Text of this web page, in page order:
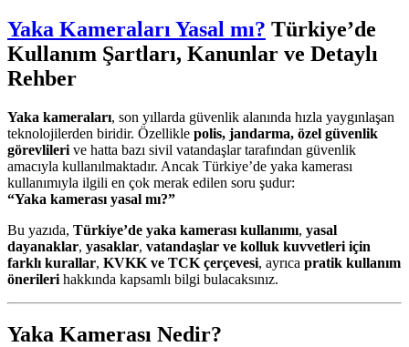
Yaka Kameraları Yasal mı? Türkiye’de
Kullanım Şartları, Kanunlar ve Detaylı
Rehber
Yaka kameraları, son yıllarda güvenlik alanında hızla yaygınlaşan
teknolojilerden biridir. Özellikle polis, jandarma, özel güvenlik
görevlileri ve hatta bazı sivil vatandaşlar tarafından güvenlik
amacıyla kullanılmaktadır. Ancak Türkiye’de yaka kamerası
kullanımıyla ilgili en çok merak edilen soru şudur:
“Yaka kamerası yasal mı?”
Bu yazıda, Türkiye’de yaka kamerası kullanımı, yasal
dayanaklar, yasaklar, vatandaşlar ve kolluk kuvvetleri için
farklı kurallar, KVKK ve TCK çerçevesi, ayrıca pratik kullanım
önerileri hakkında kapsamlı bilgi bulacaksınız.
Yaka Kamerası Nedir?